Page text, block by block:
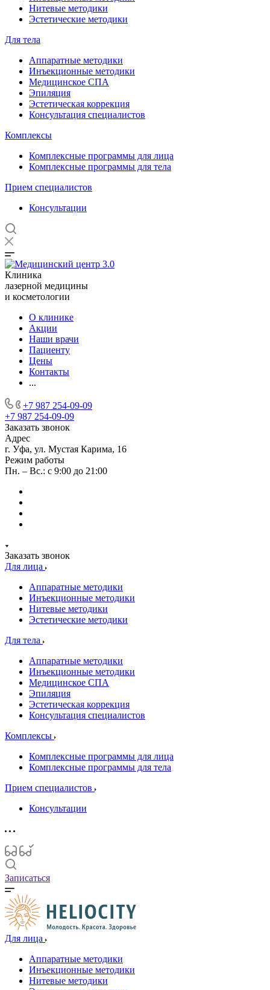
Нитевые методики
Эстетические методики
Для тела
Аппаратные методики
Инъекционные методики
Медицинское СПА
Эпиляция
Эстетическая коррекция
Консультация специалистов
Комплексы
Комплексные программы для лица
Комплексные программы для тела
Прием специалистов
Консультации
Клиника
лазерной медицины
и косметологии
О клинике
Акции
Наши врачи
Пациенту
Цены
Контакты
...
+7 987 254-09-09
+7 987 254-09-09
Заказать звонок
Адрес
г. Уфа, ул. Мустая Карима, 16
Режим работы
Пн. – Вс.: с 9:00 до 21:00
Заказать звонок
Для лица
Аппаратные методики
Инъекционные методики
Нитевые методики
Эстетические методики
Для тела
Аппаратные методики
Инъекционные методики
Медицинское СПА
Эпиляция
Эстетическая коррекция
Консультация специалистов
Комплексы
Комплексные программы для лица
Комплексные программы для тела
Прием специалистов
Консультации
Записаться
Для лица
Аппаратные методики
Инъекционные методики
Нитевые методики